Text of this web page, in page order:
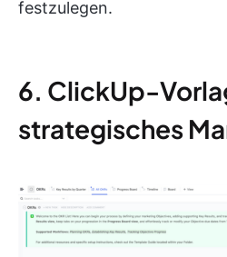
festzulegen.
6. ClickUp-
strategisches